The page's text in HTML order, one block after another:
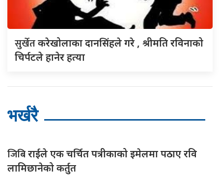
सुर्खेतकरेखोलाका दानसिंहले गरे , श्रीमति रविनाको
चिर्पटले हानेर हत्या
भर्खरै
जिबिराईले एक चर्चित पत्रीकाको इमेलमा पठाए रवि
लामिछानेको कर्तुत